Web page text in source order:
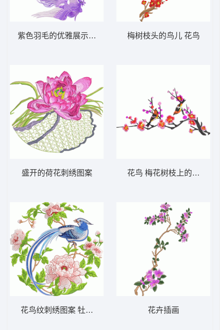
紫色羽毛的优雅展示 凤凰
盛开的荷花刺绣图案
花鸟纹刺绣图案 牡丹花 长尾鸟
梅树枝头的鸟儿 花鸟
花鸟 梅花树枝上的鸟儿
花卉插画